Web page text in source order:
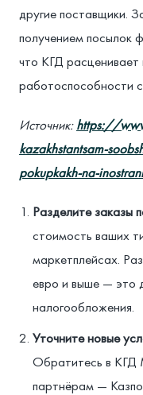
другие поставщики.
получением посылок
что КГД
работоспособности
Источник:https://
kazakhstantsam-
pokupkakh-na-
Разделите заказы
стоимость ваших
маркетплейсах.
евро и выше — это
налогообложения.
Уточните новые
Обратитесь в КГД
партнёрам —